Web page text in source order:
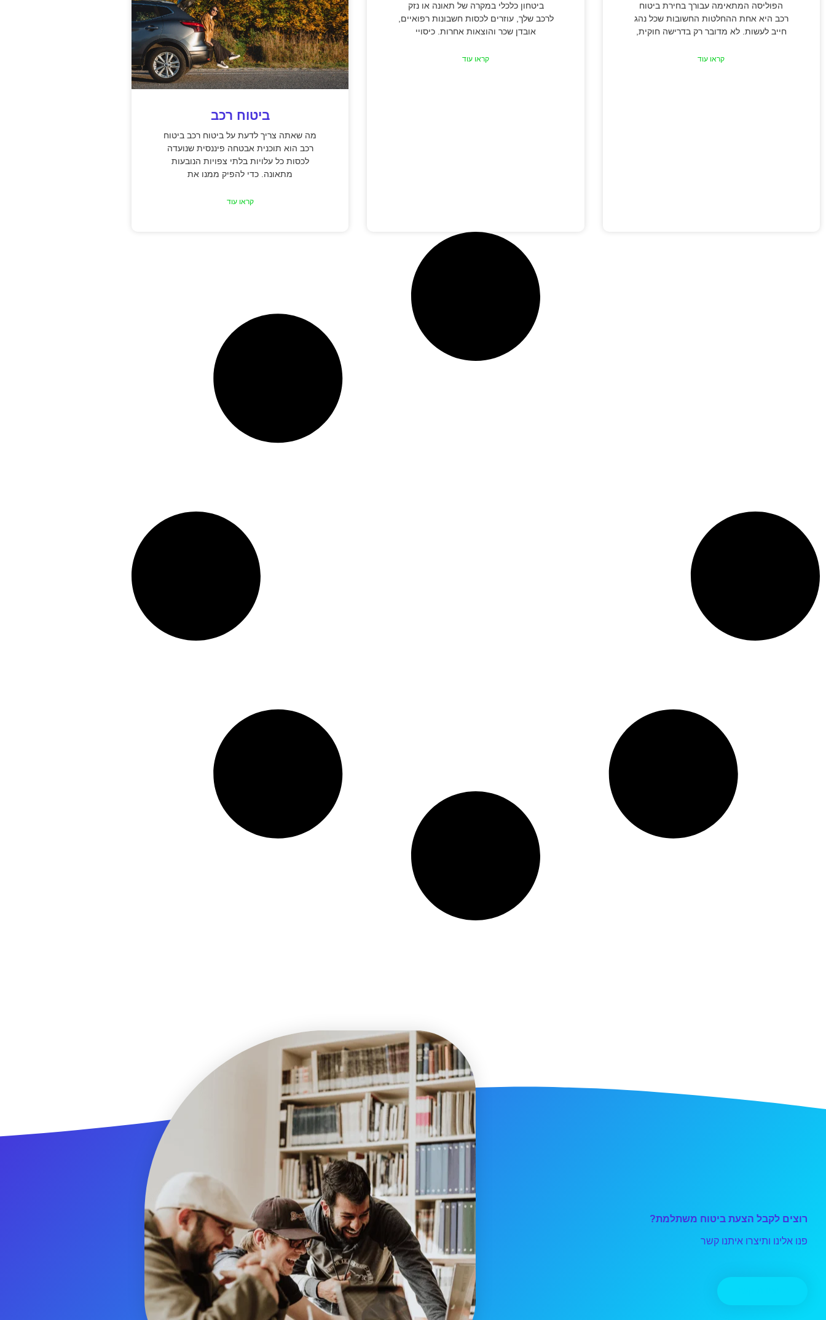
הפוליסה המתאימה עבורך בחירת ביטוח
רכב היא אחת ההחלטות החשובות שכל נהג
חייב לעשות. לא מדובר רק בדרישה חוקית,
קראו עוד
ביטחון כלכלי במקרה של תאונה או נזק
לרכב שלך, עוזרים לכסות חשבונות רפואיים,
אובדן שכר והוצאות אחרות. כיסויי
קראו עוד
ביטוח רכב
מה שאתה צריך לדעת על ביטוח רכב ביטוח
רכב הוא תוכנית אבטחה פיננסית שנועדה
לכסות כל עלויות בלתי צפויות הנובעות
מתאונה. כדי להפיק ממנו את
קראו עוד
רוצים לקבל הצעת ביטוח משתלמת?
פנו אלינו ותיצרו איתנו קשר